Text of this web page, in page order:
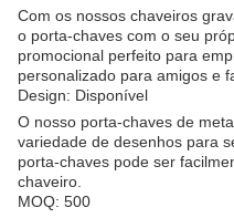
Com os nossos chaveiros
o porta-chaves com o seu
promocional perfeito para
personalizado para amigos e
Design: Disponível
O nosso porta-chaves de
variedade de desenhos para
porta-chaves pode ser
chaveiro.
MOQ: 500